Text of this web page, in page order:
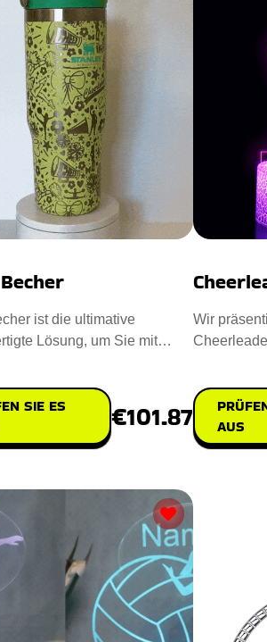
ist die ultimative
Lösung, um Sie mit
SIE ES
€101.87
Wir
AUS